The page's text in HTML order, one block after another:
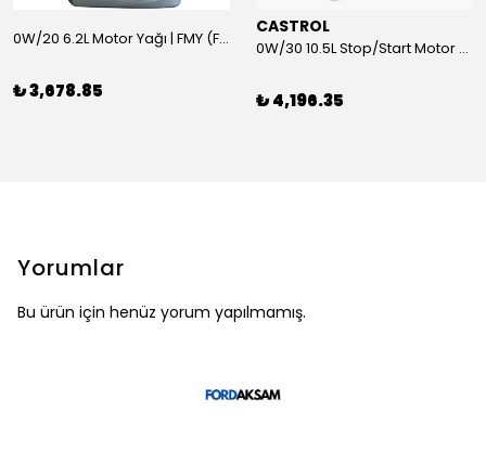
0W/20 6.2L Motor Yağı | FMY (Ford Motor Yağları)
₺ 3,678.85
CASTROL
0W/30 10.5L Stop/Start Motor Yağı | CASTROL
₺ 4,196.35
Yorumlar
Bu ürün için henüz yorum yapılmamış.